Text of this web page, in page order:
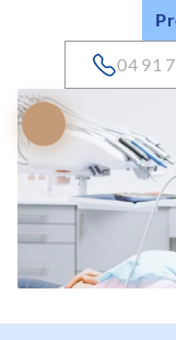
04 91